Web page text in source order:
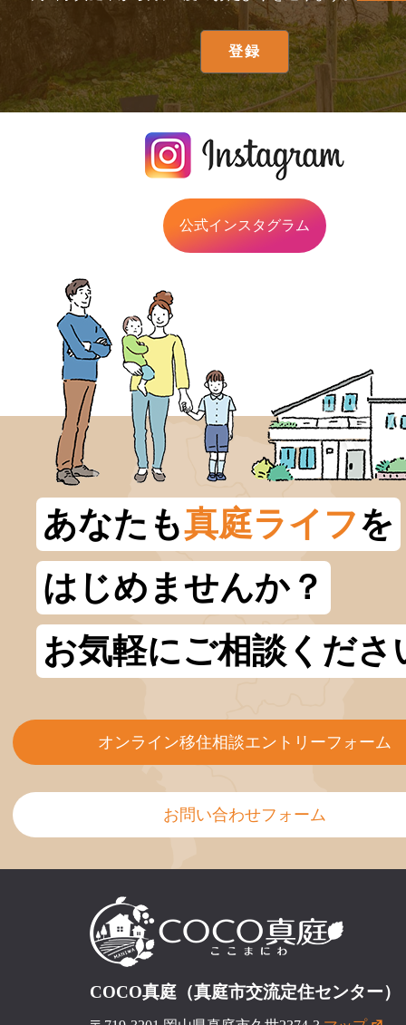
公式インスタグラム
あなたも真庭ライフを
はじめませんか？
お気軽にご相談くださ
オンライン移住相談エントリーフォーム
お問い合わせフォーム
COCO真庭（真庭市交流定住センター）